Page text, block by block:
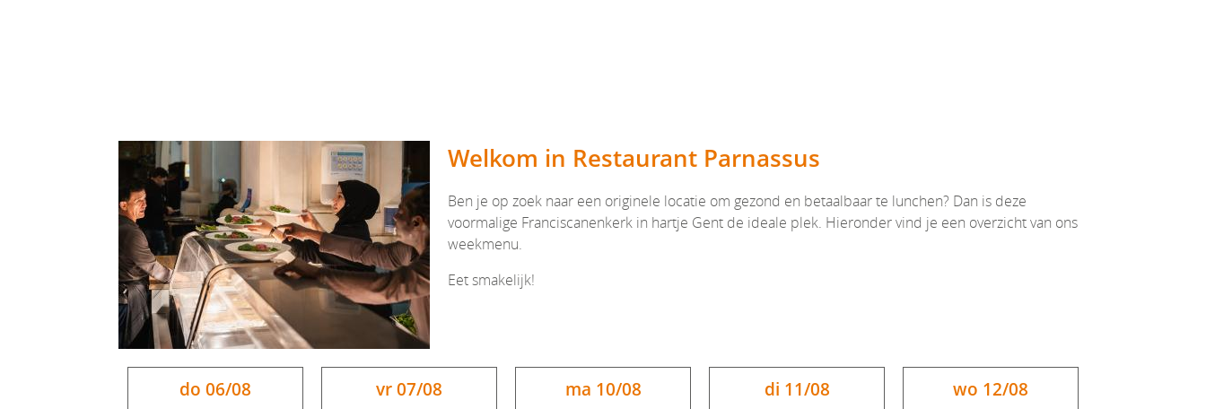
Welkom in Restaurant Parnassus
Ben je op zoek naar een originele locatie om gezond en betaalbaar te lunchen? Dan is deze
voormalige Franciscanenkerk in hartje Gent de ideale plek. Hieronder vind je een overzicht van ons
weekmenu.
Eet smakelijk!
do 06/08 vr 07/08 ma 10/08 di 11/08 wo 12/08